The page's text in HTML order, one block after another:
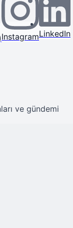
InstagramLinkedIn
ve gündemi